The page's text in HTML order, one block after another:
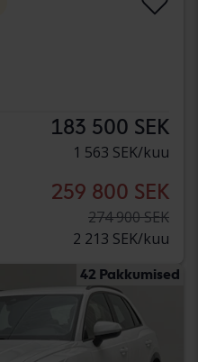
183 500 SEK
1 563 SEK/kuu
259 800 SEK
274 900 SEK
2 213 SEK/kuu
42 Pakkumised